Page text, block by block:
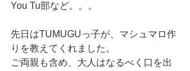
You Tu部など。。。
先日はTUMUGUっ子が、マシュマロ作
りを教えてくれました。
ご両親も含め、大人はなるべく口を出